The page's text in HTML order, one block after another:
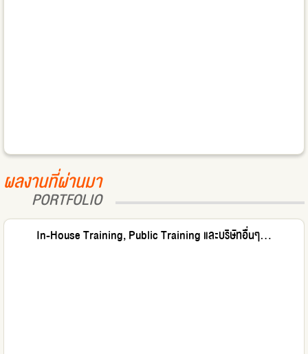
ผลงานที่ผ่านมา
PORTFOLIO
In-House Training, Public Training และบริษัทอื่นๆ...